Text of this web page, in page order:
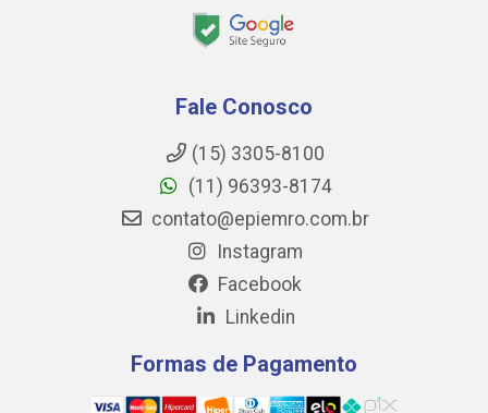
Fale Conosco
(15) 3305-8100
(11) 96393-8174
contato@epiemro.com.br
Instagram
Facebook
Linkedin
Formas de Pagamento